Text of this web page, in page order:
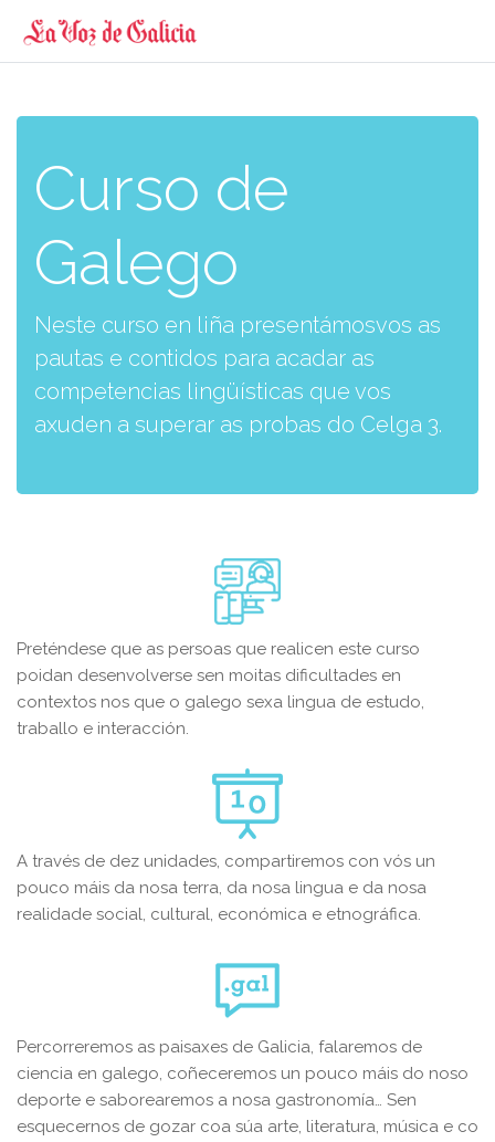
Curso de
Galego
Neste curso en liña presentámosvos as
pautas e contidos para acadar as
competencias lingüísticas que vos
axuden a superar as probas do Celga 3.
Preténdese que as persoas que realicen este curso
poidan desenvolverse sen moitas dificultades en
contextos nos que o galego sexa lingua de estudo,
traballo e interacción.
A través de dez unidades, compartiremos con vós un
pouco máis da nosa terra, da nosa lingua e da nosa
realidade social, cultural, económica e etnográfica.
Percorreremos as paisaxes de Galicia, falaremos de
ciencia en galego, coñeceremos un pouco máis do noso
deporte e saborearemos a nosa gastronomía… Sen
esquecernos de gozar coa súa arte, literatura, música e co